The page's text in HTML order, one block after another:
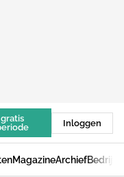
Inloggen
MagazineArchief